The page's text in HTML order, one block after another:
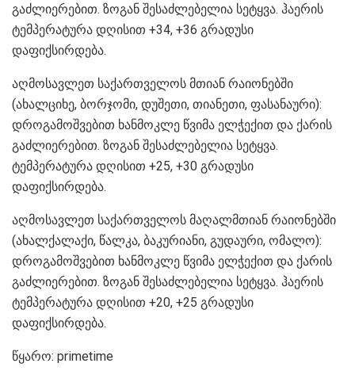
გაძლიერებით. ზოგან შესაძლებელია სეტყვა. ჰაერის
ტემპერატურა დღისით +34, +36 გრადუსი
დაფიქსირდება.
აღმოსავლეთ საქართველოს მთიან რაიონებში
(ახალციხე, ბორჯომი, დუშეთი, თიანეთი, ფასანაური):
დროგამოშვებით ხანმოკლე წვიმა ელჭექით და ქარის
გაძლიერებით. ზოგან შესაძლებელია სეტყვა.
ტემპერატურა დღისით +25, +30 გრადუსი
დაფიქსირდება.
აღმოსავლეთ საქართველოს მაღალმთიან რაიონებში
(ახალქალაქი, წალკა, ბაკურიანი, გუდაური, ომალო):
დროგამოშვებით ხანმოკლე წვიმა ელჭექით და ქარის
გაძლიერებით. ზოგან შესაძლებელია სეტყვა. ჰაერის
ტემპერატურა დღისით +20, +25 გრადუსი
დაფიქსირდება.
წყარო: primetime